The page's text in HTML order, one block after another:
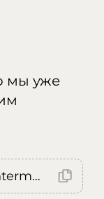
мы уже
Error: (intermediate value)(intermediate value)(intermediate value).replaceAll is not a function